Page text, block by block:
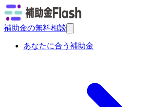
補助金の無料相談
あなたに合う補助金